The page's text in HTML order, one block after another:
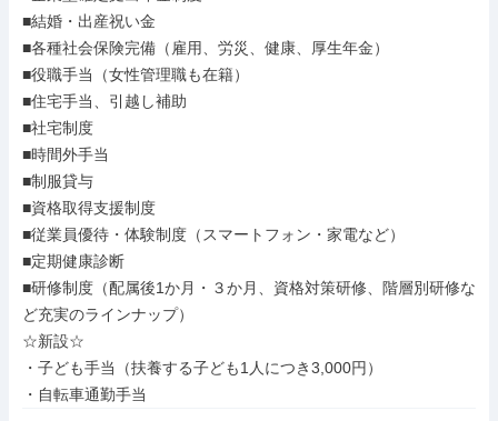
■結婚・出産祝い金
■各種社会保険完備（雇用、労災、健康、厚生年金）
■役職手当（女性管理職も在籍）
■住宅手当、引越し補助
■社宅制度
■時間外手当
■制服貸与
■資格取得支援制度
■従業員優待・体験制度（スマートフォン・家電など）
■定期健康診断
■研修制度（配属後1か月・３か月、資格対策研修、階層別研修な
ど充実のラインナップ）
☆新設☆
・子ども手当（扶養する子ども1人につき3,000円）
・自転車通勤手当